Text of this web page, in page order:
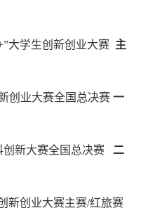
”大学生创新创业大赛 主
创业大赛全国总决赛 一
新大赛全国总决赛
二
新创业大赛主赛/红旅赛